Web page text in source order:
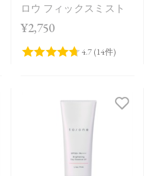
ロウ フィックスミスト
¥2,750